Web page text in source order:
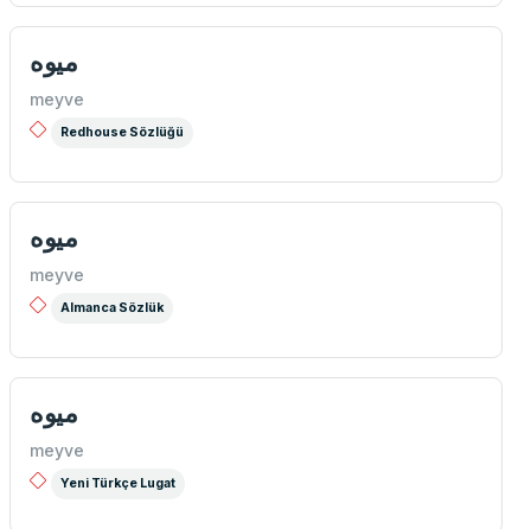
میوه
meyve
Redhouse Sözlüğü
میوه
meyve
Almanca Sözlük
ميوه
meyve
Yeni Türkçe Lugat